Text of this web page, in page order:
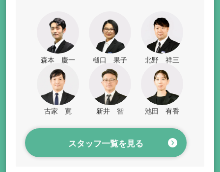
森本 慶一 樋口 果子 北野 祥三
古家 寛 新井 智 池田 有香
スタッフ一覧を見る